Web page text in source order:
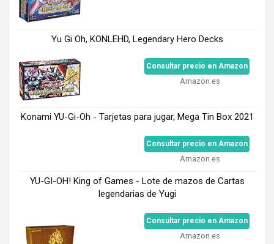
Yu Gi Oh, KONLEHD, Legendary Hero Decks
Consultar precio en Amazon
Amazon.es
Konami YU-Gi-Oh - Tarjetas para jugar, Mega Tin Box 2021
Consultar precio en Amazon
Amazon.es
YU-GI-OH! King of Games - Lote de mazos de Cartas
legendarias de Yugi
Consultar precio en Amazon
Amazon.es